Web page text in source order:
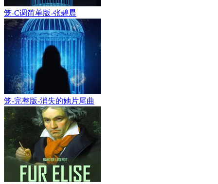
笼-C调简单版-张碧晨
笼-完整版-消失的她片尾曲